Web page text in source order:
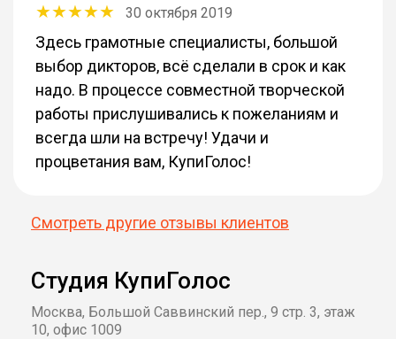
30 октября 2019
Здесь грамотные специалисты, большой
выбор дикторов, всё сделали в срок и как
надо. В процессе совместной творческой
работы прислушивались к пожеланиям и
всегда шли на встречу! Удачи и
процветания вам, КупиГолос!
Смотреть другие отзывы клиентов
Студия КупиГолос
Москва, Большой Саввинский пер., 9 стр. 3, этаж
10, офис 1009